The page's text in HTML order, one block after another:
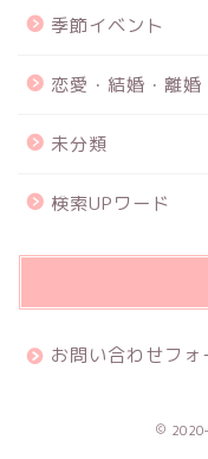
季節イベント
恋愛・結婚・離婚
未分類
検索UPワード
お問い合わせフォ